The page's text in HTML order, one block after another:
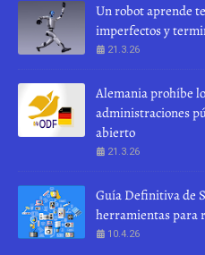
Un robot aprende
imperfectos y
21.3.26
Alemania prohíbe
administraciones
abierto
21.3.26
Guía Definitiva de
herramientas para
10.4.26